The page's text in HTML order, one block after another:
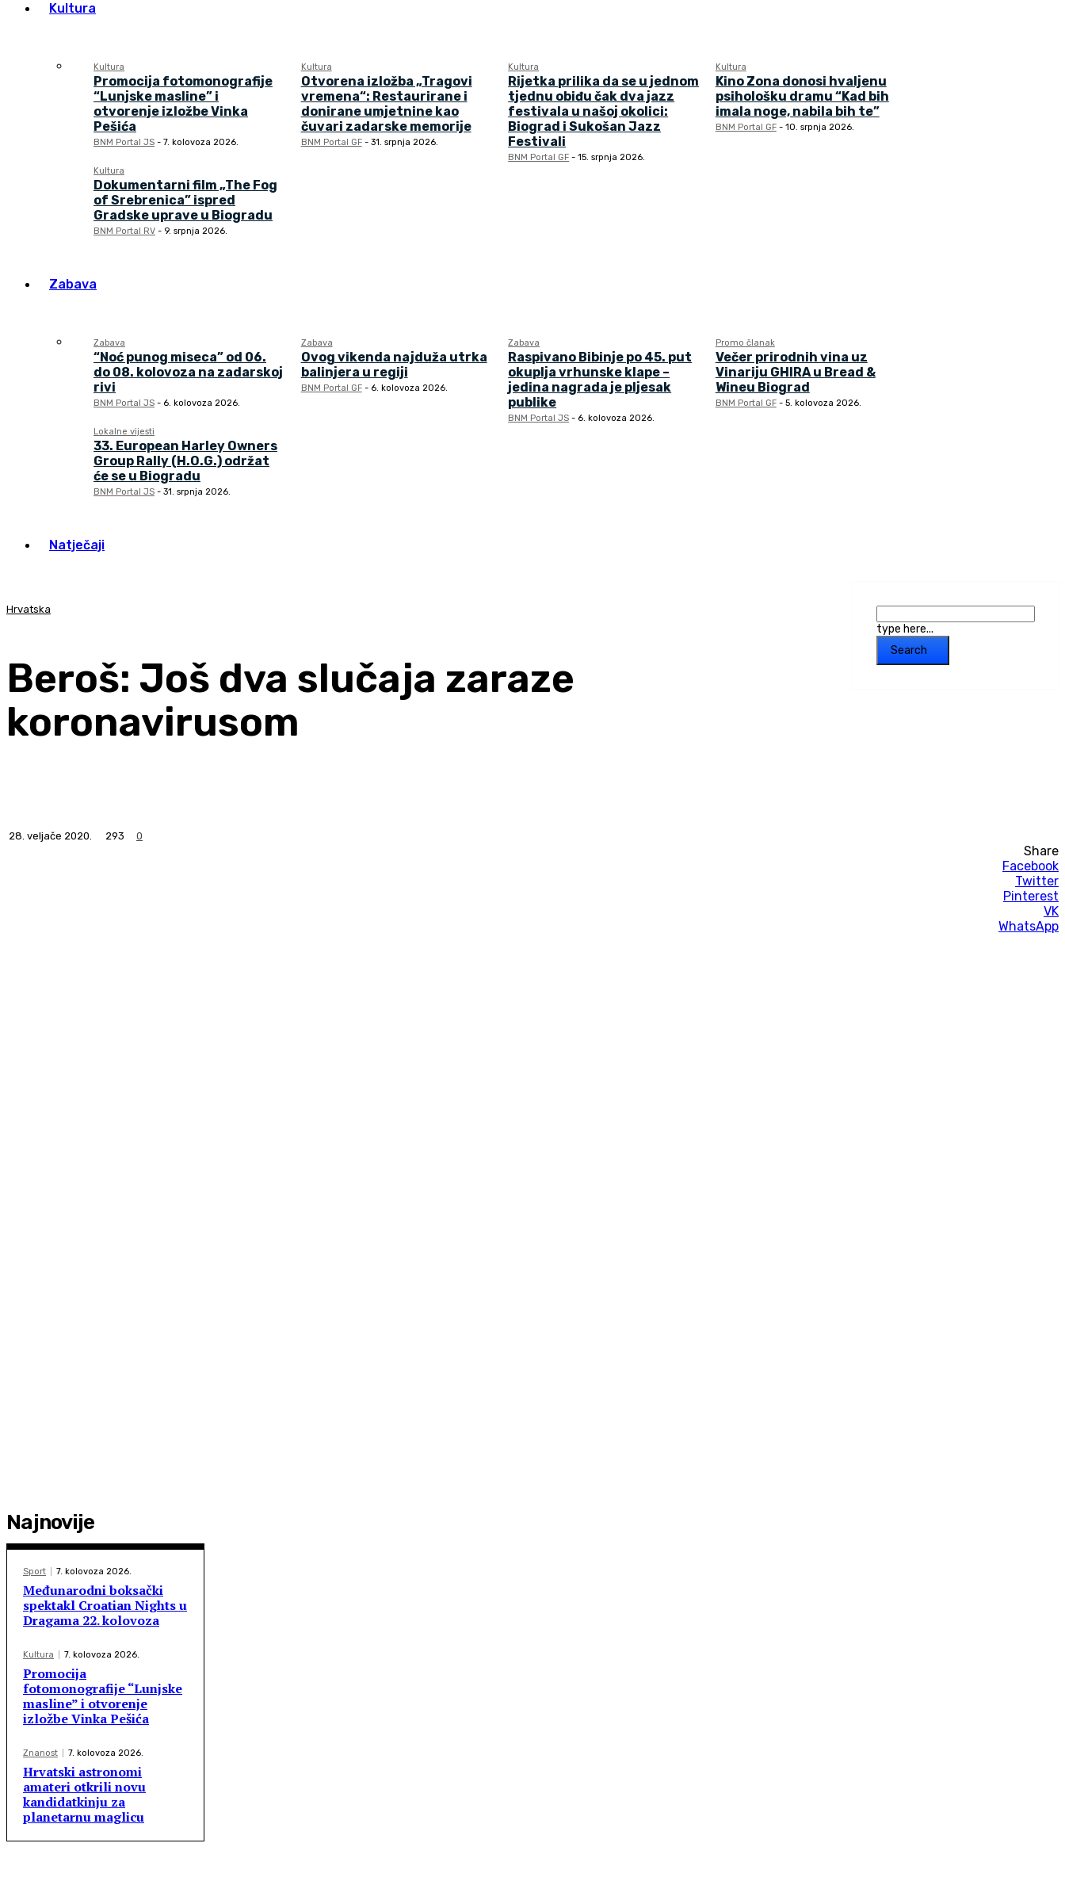
Kultura
Kultura
Promocija fotomonografije
“Lunjske masline” i
otvorenje izložbe Vinka
Pešića
BNM Portal JS - 7. kolovoza 2026.
Kultura
Otvorena izložba „Tragovi
vremena“: Restaurirane i
donirane umjetnine kao
čuvari zadarske memorije
BNM Portal GF - 31. srpnja 2026.
Kultura
Rijetka prilika da se u jednom
tjednu obiđu čak dva jazz
festivala u našoj okolici:
Biograd i Sukošan Jazz
Festivali
BNM Portal GF - 15. srpnja 2026.
Kultura
Kino Zona donosi hvaljenu
psihološku dramu “Kad bih
imala noge, nabila bih te”
BNM Portal GF - 10. srpnja 2026.
Kultura
Dokumentarni film „The Fog
of Srebrenica” ispred
Gradske uprave u Biogradu
BNM Portal RV - 9. srpnja 2026.
Zabava
Zabava
“Noć punog miseca” od 06.
do 08. kolovoza na zadarskoj
rivi
BNM Portal JS - 6. kolovoza 2026.
Zabava
Ovog vikenda najduža utrka
balinjera u regiji
BNM Portal GF - 6. kolovoza 2026.
Zabava
Raspivano Bibinje po 45. put
okuplja vrhunske klape –
jedina nagrada je pljesak
publike
BNM Portal JS - 6. kolovoza 2026.
Promo članak
Večer prirodnih vina uz
Vinariju GHIRA u Bread &
Wineu Biograd
BNM Portal GF - 5. kolovoza 2026.
Lokalne vijesti
33. European Harley Owners
Group Rally (H.O.G.) održat
će se u Biogradu
BNM Portal JS - 31. srpnja 2026.
Natječaji
type here...
Search
Hrvatska
Beroš: Još dva slučaja zaraze
koronavirusom
28. veljače 2020. 293 0
Share
Facebook
Twitter
Pinterest
VK
WhatsApp
Najnovije
Sport 7. kolovoza 2026.
Međunarodni boksački
spektakl Croatian Nights u
Dragama 22. kolovoza
Kultura 7. kolovoza 2026.
Promocija
fotomonografije “Lunjske
masline” i otvorenje
izložbe Vinka Pešića
Znanost 7. kolovoza 2026.
Hrvatski astronomi
amateri otkrili novu
kandidatkinju za
planetarnu maglicu